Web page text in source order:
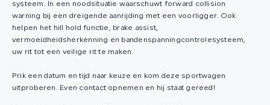
systeem. In een noodsituatie waarschuwt forward collision
warning bij een dreigende aanrijding met een voorligger. Ook
helpen het hill hold functie, brake assist,
vermoeidheidsherkenning en bandenspanningcontrolesysteem,
uw rit tot een veilige rit te maken.
Prik een datum en tijd naar keuze en kom deze sportwagen
uitproberen. Even contact opnemen en hij staat gereed!